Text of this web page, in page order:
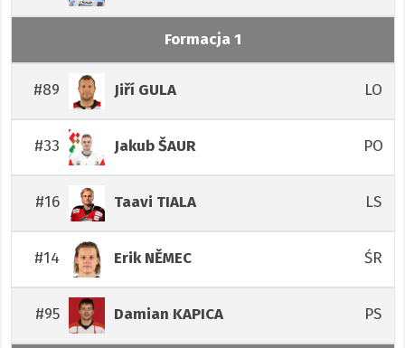
Formacja 1
#89 Jiří GULA LO
#33 JakubŠAUR PO
#16 Taavi TIALA LS
#14 ErikNĚMEC ŚR
#95 Damian KAPICA PS